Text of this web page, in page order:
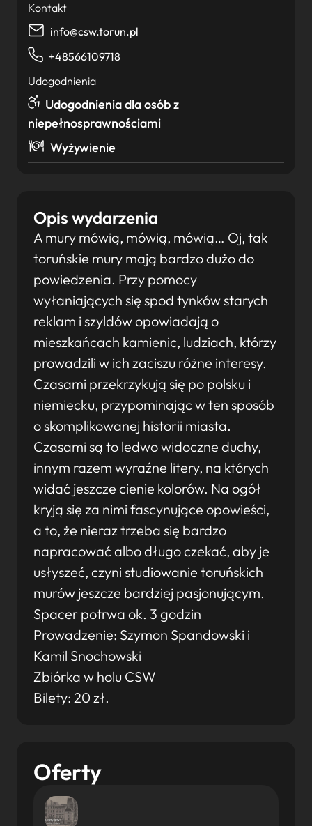
Opis wydarzenia
A mury mówią, mówią, mówią… Oj, tak
toruńskie mury mają bardzo dużo do
powiedzenia. Przy pomocy
wyłaniających się spod tynków starych
reklam i szyldów opowiadają o
mieszkańcach kamienic, ludziach, którzy
prowadzili w ich zaciszu różne interesy.
Czasami przekrzykują się po polsku i
niemiecku, przypominając w ten sposób
o skomplikowanej historii miasta.
Czasami są to ledwo widoczne duchy,
innym razem wyraźne litery, na których
widać jeszcze cienie kolorów. Na ogół
kryją się za nimi fascynujące opowieści,
a to, że nieraz trzeba się bardzo
napracować albo długo czekać, aby je
usłyszeć, czyni studiowanie toruńskich
murów jeszcze bardziej pasjonującym.
Spacer potrwa ok. 3 godzin
Prowadzenie: Szymon Spandowski i
Kamil Snochowski
Zbiórka w holu CSW
Bilety: 20 zł.
Oferty
Kontakt
info@csw.torun.pl
+48566109718
Udogodnienia
Udogodnienia dla osób z
niepełnosprawnościami
Wyżywienie